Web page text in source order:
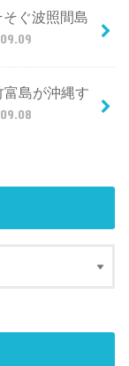
そぐ波照間島
富島が沖縄す